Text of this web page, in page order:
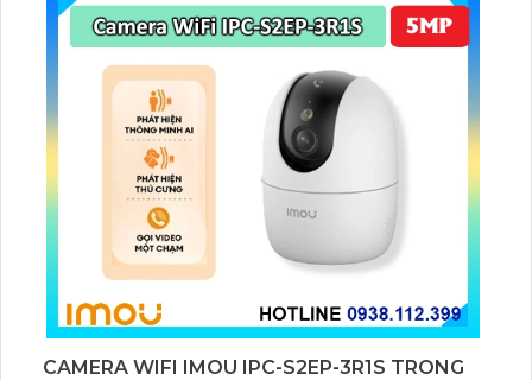
CAMERA WIFI IMOU IPC-S2EP-3R1S TRONG